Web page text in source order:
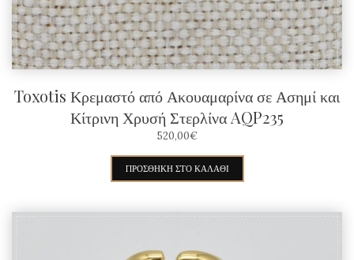
σελίδα
του
προϊόντος
Toxotis Κρεμαστό από Ακουαμαρίνα σε Ασημί και
Κίτρινη Χρυσή Στερλίνα AQP235
520,00€
ΠΡΟΣΘΉΚΗ ΣΤΟ ΚΑΛΆΘΙ